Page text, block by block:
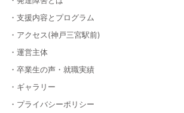
・支援内容とプログラム
・アクセス(神戸三宮駅前)
・運営主体
・卒業生の声・就職実績
・ギャラリー
・プライバシーポリシー